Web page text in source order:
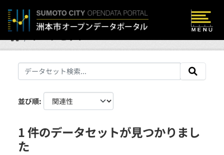
並び順
1 件のデータセットが見つかりまし
た